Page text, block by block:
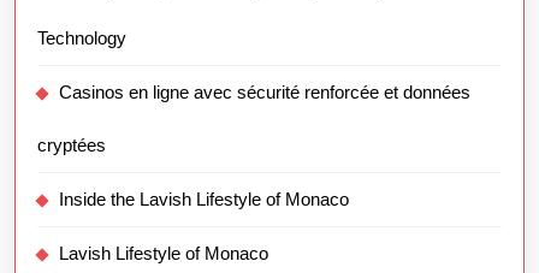
Technology
Casinos en ligne avec sécurité renforcée et données
cryptées
Inside the Lavish Lifestyle of Monaco
Lavish Lifestyle of Monaco